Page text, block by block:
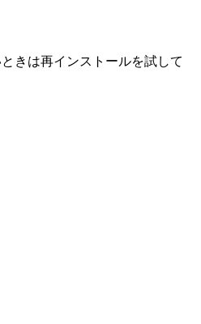
きは再インストールを試して